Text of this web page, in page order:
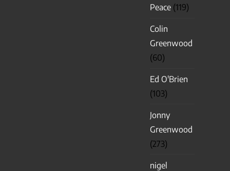
Peace (119)
Colin
Greenwood
(60)
Ed O'Brien
(103)
Jonny
Greenwood
(273)
nigel